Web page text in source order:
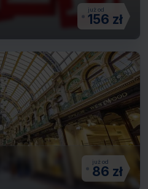
156 zł
86 zł